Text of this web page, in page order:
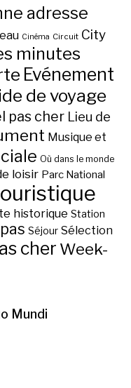
adresse
Cinéma Circuit City
minutes
Evénement
de voyage
pas cher Lieu de
Musique et
Où dans le monde
loisir Parc National
historique Station
Séjour Sélection
cher Week-
Mundi